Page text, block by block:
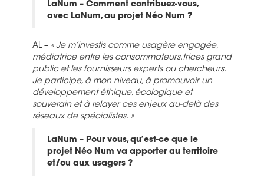
LaNum – Comment contribuez-vous,
avec LaNum, au projet Néo Num ?
AL – « Je m’investis comme usagère engagée,
médiatrice entre les consommateurs.trices grand
public et les fournisseurs experts ou chercheurs.
Je participe, à mon niveau, à promouvoir un
développement éthique, écologique et
souverain et à relayer ces enjeux au-delà des
réseaux de spécialistes. »
LaNum – Pour vous, qu’est-ce que le
projet Néo Num va apporter au territoire
et/ou aux usagers ?